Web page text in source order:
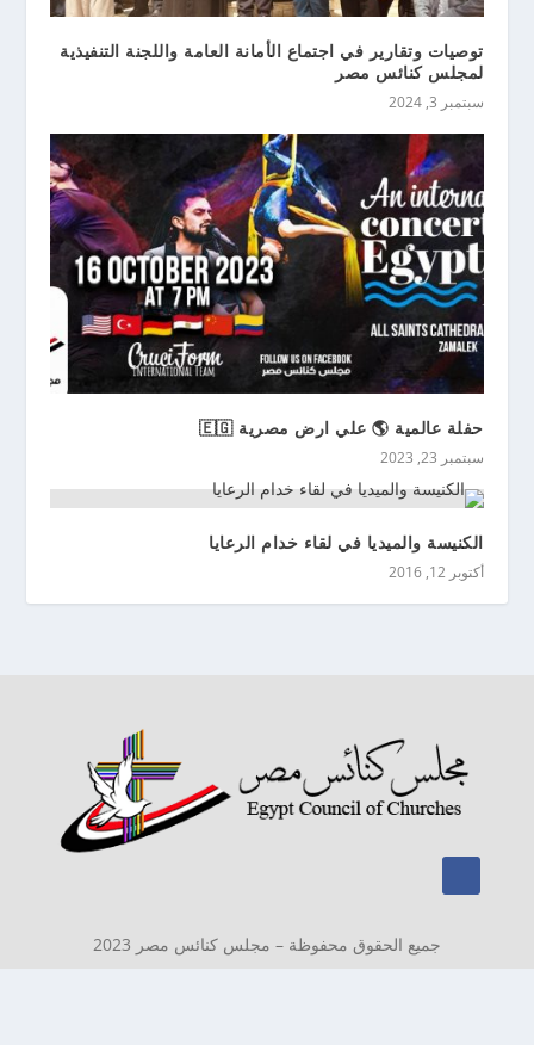
توصيات وتقارير في اجتماع الأمانة العامة واللجنة التنفيذية
لمجلس كنائس مصر
سبتمبر 3, 2024
حفلة عالمية 🌎 علي ارض مصرية 🇪🇬
سبتمبر 23, 2023
الكنيسة والميديا في لقاء خدام الرعايا
أكتوبر 12, 2016
جميع الحقوق محفوظة – مجلس كنائس مصر 2023